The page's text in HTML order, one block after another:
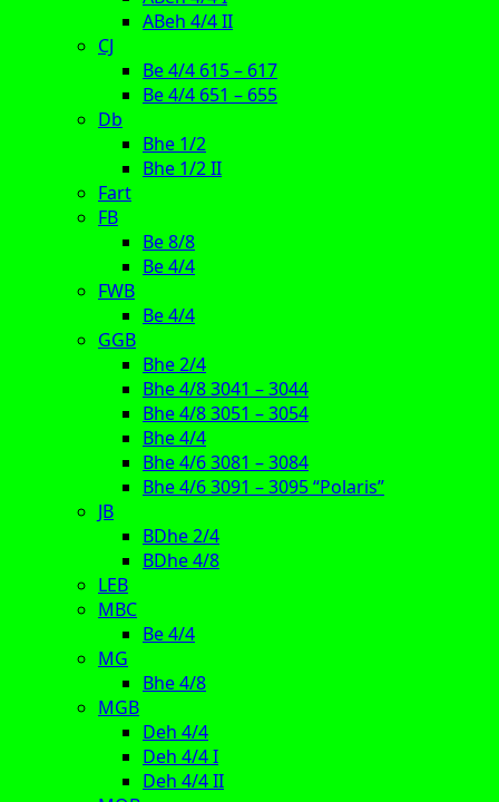
ABeh 4/4 II
CJ
Be 4/4 615 – 617
Be 4/4 651 – 655
Db
Bhe 1/2
Bhe 1/2 II
Fart
FB
Be 8/8
Be 4/4
FWB
Be 4/4
GGB
Bhe 2/4
Bhe 4/8 3041 – 3044
Bhe 4/8 3051 – 3054
Bhe 4/4
Bhe 4/6 3081 – 3084
Bhe 4/6 3091 – 3095 “Polaris”
JB
BDhe 2/4
BDhe 4/8
LEB
MBC
Be 4/4
MG
Bhe 4/8
MGB
Deh 4/4
Deh 4/4 I
Deh 4/4 II